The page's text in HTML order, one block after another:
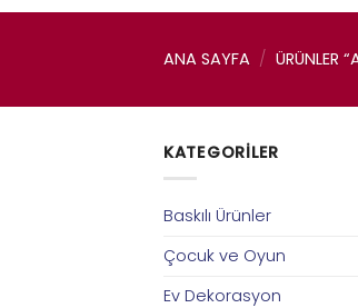
ANA SAYFA / ÜRÜNLER
KATEGORILER
Baskılı Ürünler
Çocuk ve Oyun
Ev Dekorasyon